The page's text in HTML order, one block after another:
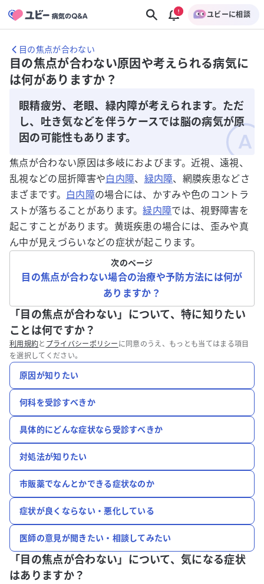
ユビーに相談
目の焦点が合わない
目の焦点が合わない原因や考えられる病気に
は何がありますか？
眼精疲労、老眼、緑内障が考えられます。ただ
し、吐き気などを伴うケースでは脳の病気が原
因の可能性もあります。
焦点が合わない原因は多岐におよびます。近視、遠視、
乱視などの屈折障害や白内障、 緑内障、網膜疾患などさ
まざまです。 白内障の場合には、かすみや色のコントラ
ストが落ちることがあります。緑内障では、視野障害を
起こすことがあります。黄斑疾患の場合には、歪みや真
ん中が見えづらいなどの症状が起こります。
次のページ
目の焦点が合わない場合の治療や予防方法には何が
ありますか？
「目の焦点が合わない」について、特に知りたい
ことは何ですか？
利用規約と プライバシーポリシー に同意のうえ、もっとも当てはまる項目
を選択してください。
原因が知りたい
何科を受診すべきか
具体的にどんな症状なら受診すべきか
対処法が知りたい
市販薬でなんとかできる症状なのか
症状が良くならない・悪化している
医師の意見が聞きたい・相談してみたい
「目の焦点が合わない」について、気になる症状
はありますか？